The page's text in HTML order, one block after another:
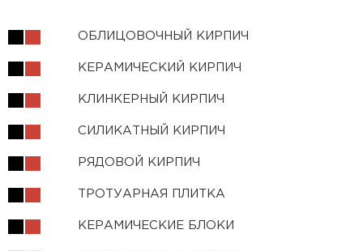
ОБЛИЦОВОЧНЫЙ КИРПИЧ
КЕРАМИЧЕСКИЙ КИРПИЧ
КЛИНКЕРНЫЙ КИРПИЧ
СИЛИКАТНЫЙ КИРПИЧ
РЯДОВОЙ КИРПИЧ
ТРОТУАРНАЯ ПЛИТКА
КЕРАМИЧЕСКИЕ БЛОКИ